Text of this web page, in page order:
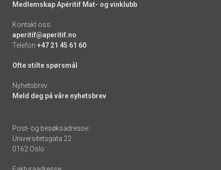
Medlemskap Apéritif Mat- og vinklubb
Kontakt oss:
aperitif@aperitif.no
Telefon +47 21 45 61 60
Ofte stilte spørsmål
Nyhetsbrev:
Meld deg på våre nyhetsbrev
Post- og besøksadresse:
Universitetsgata 22
0162 Oslo